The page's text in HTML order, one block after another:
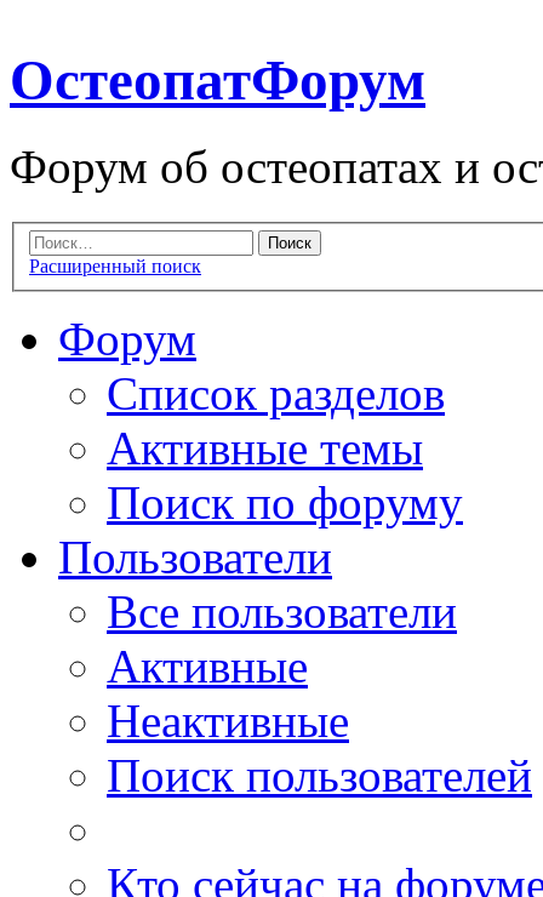
ОстеопатФорум
Форум об остеопатах и
Расширенный поиск
Форум
Список разделов
Активные темы
Поиск по форуму
Пользователи
Все пользователи
Активные
Неактивные
Поиск пользователей
Кто сейчас на